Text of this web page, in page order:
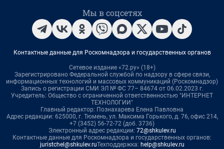
Мы в соцсетях
Контактные данные для Роскомнадзора и государственных органов
Сетевое издание «72.ру» (18+)
Зарегистрировано Федеральной службой по надзору в сфере связи,
информационных технологий и массовых коммуникаций (Роскомнадзор)
Запись о регистрации СМИ ЭЛ № ФС 77– 84674 от 06.02.2023 г.
Учредитель: Общество с ограниченной ответственностью "ИНТЕРНЕТ
ТЕХНОЛОГИИ"
Главный редактор: Познахарева Елена Павловна
Адрес редакции: 625000, г. Тюмень, ул. Максима Горького, д. 76, офис 214,
+7 (3452) 56-72-72 (доб. 3736)
Электронный адрес редакции: 72@shkulev.ru
Контактные данные для Роскомнадзора и государственных органов:
juristchel@shkulev.ruТехподдержка: help@shkulev.ru